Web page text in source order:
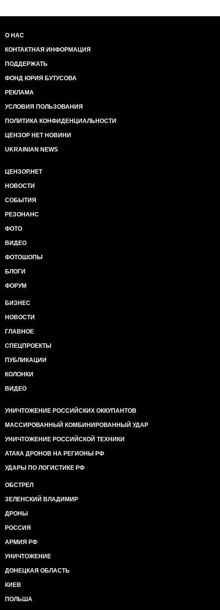
О НАС
КОНТАКТНАЯ ИНФОРМАЦИЯ
ПОДДЕРЖАТЬ
ФОНД ЮРИЯ БУТУСОВА
РЕКЛАМА
УСЛОВИЯ ПОЛЬЗОВАНИЯ
ПОЛИТИКА КОНФИДЕНЦИАЛЬНОСТИ
ЦЕНЗОР НЕТ НОВИНИ
UKRAINIAN NEWS
ЦЕНЗОР.НЕТ
НОВОСТИ
СОБЫТИЯ
РЕЗОНАНС
ФОТО
ВИДЕО
ФОТОШОПЫ
БЛОГИ
ФОРУМ
БИЗНЕС
НОВОСТИ
ГЛАВНОЕ
СПЕЦПРОЕКТЫ
ПУБЛИКАЦИИ
КОЛОНКИ
ВИДЕО
УНИЧТОЖЕНИЕ РОССИЙСКИХ ОККУПАНТОВ
МАССИРОВАННЫЙ КОМБИНИРОВАННЫЙ УДАР
УНИЧТОЖЕНИЕ РОССИЙСКОЙ ТЕХНИКИ
АТАКА ДРОНОВ НА РЕГИОНЫ РФ
УДАРЫ ПО ЛОГИСТИКЕ РФ
ОБСТРЕЛ
ЗЕЛЕНСКИЙ ВЛАДИМИР
ДРОНЫ
РОССИЯ
АРМИЯ РФ
УНИЧТОЖЕНИЕ
ДОНЕЦКАЯ ОБЛАСТЬ
КИЕВ
ПОЛЬША